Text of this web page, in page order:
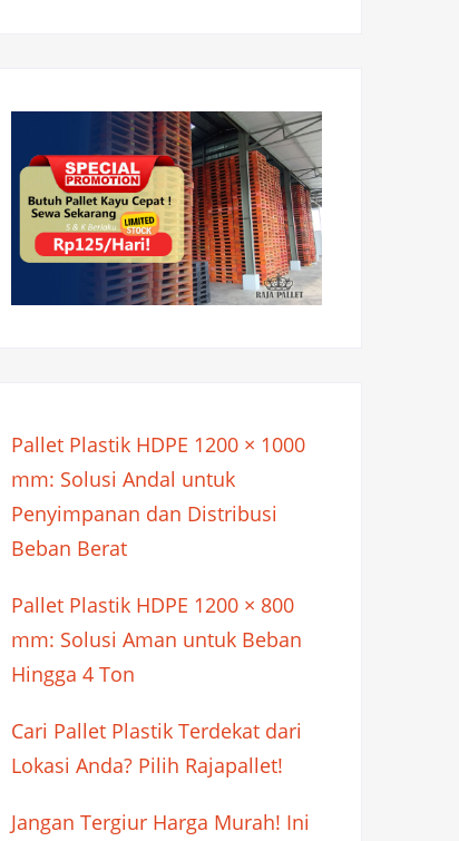
Pallet Plastik HDPE 1200 × 1000
mm: Solusi Andal untuk
Penyimpanan dan Distribusi
Beban Berat
Pallet Plastik HDPE 1200 × 800
mm: Solusi Aman untuk Beban
Hingga 4 Ton
Cari Pallet Plastik Terdekat dari
Lokasi Anda? Pilih Rajapallet!
Jangan Tergiur Harga Murah! Ini